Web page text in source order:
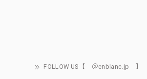
FOLLOW US【 ＠enblanc.jp 】